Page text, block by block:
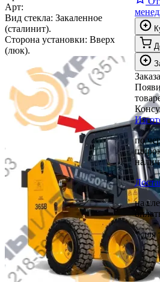
Арт:
Вид стекла: Закаленное
(сталинит).
Сторона установки: Вверх
(люк).
по
на
* для